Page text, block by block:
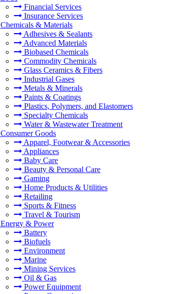
Financial Services
Insurance Services
Chemicals & Materials
Adhesives & Sealants
Advanced Materials
Biobased Chemicals
Commodity Chemicals
Glass Ceramics & Fibers
Industrial Gases
Metals & Minerals
Paints & Coatings
Plastics, Polymers, and Elastomers
Specialty Chemicals
Water & Wastewater Treatment
Consumer Goods
Apparel, Footwear & Accessories
Appliances
Baby Care
Beauty & Personal Care
Gaming
Home Products & Utilities
Retailing
Sports & Fitness
Travel & Tourism
Energy & Power
Battery
Biofuels
Environment
Marine
Mining Services
Oil & Gas
Power Equipment